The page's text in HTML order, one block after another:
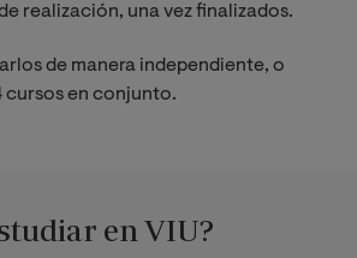
realización, una vez finalizados.
de manera independiente, o
cursos en conjunto.
en VIU?